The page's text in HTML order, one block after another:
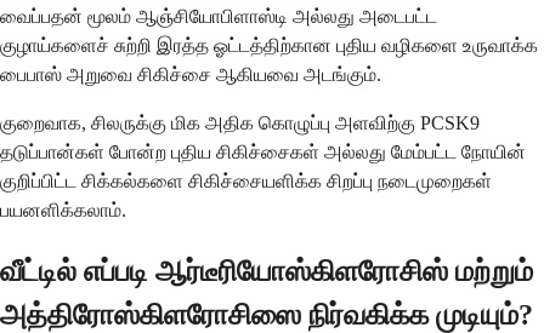
வைப்பதன் மூலம் ஆஞ்சியோபிளாஸ்டி அல்லது அடைபட்ட
குழாய்களைச் சுற்றி இரத்த ஓட்டத்திற்கான புதிய வழிகளை உருவாக்க
பைபாஸ் அறுவை சிகிச்சை ஆகியவை அடங்கும்.
குறைவாக, சிலருக்கு மிக அதிக கொழுப்பு அளவிற்கு PCSK9
தடுப்பான்கள் போன்ற புதிய சிகிச்சைகள் அல்லது மேம்பட்ட நோயின்
குறிப்பிட்ட சிக்கல்களை சிகிச்சையளிக்க சிறப்பு நடைமுறைகள்
பயனளிக்கலாம்.
வீட்டில் எப்படி ஆர்டீரியோஸ்கிளரோசிஸ் மற்றும்
அத்திரோஸ்கிளரோசிஸை நிர்வகிக்க முடியும்?